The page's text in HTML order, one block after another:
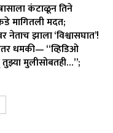
कंटाळून तिने
मागितली मदत;
झाला ‘विश्वासघात’!
धमकी— “व्हिडिओ
मुलीसोबतही…”;